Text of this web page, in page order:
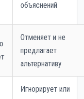
объяснений
Отменяет и не
предлагает
альтернативу
Игнорирует или